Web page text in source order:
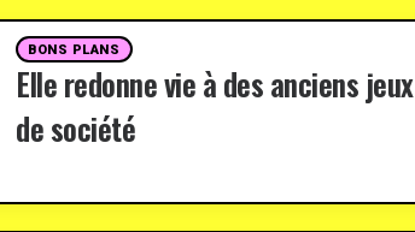
BONS PLANS
Elle redonne vie à des anciens jeux
de société